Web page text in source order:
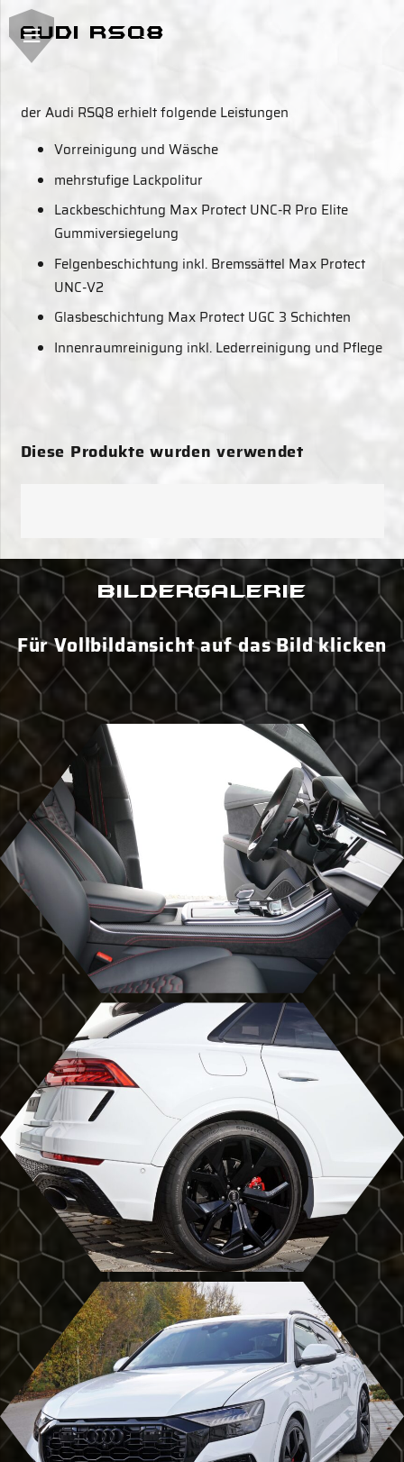
Audi RSQ8
der Audi RSQ8 erhielt folgende Leistungen
Vorreinigung und Wäsche
mehrstufige Lackpolitur
Lackbeschichtung Max Protect UNC-R Pro Elite
Gummiversiegelung
Felgenbeschichtung inkl. Bremssättel Max Protect
UNC-V2
Glasbeschichtung Max Protect UGC 3 Schichten
Innenraumreinigung inkl. Lederreinigung und Pflege
Bildergalerie
Für Vollbildansicht auf das Bild klicken